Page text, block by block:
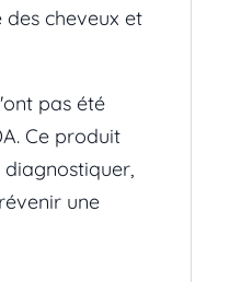
cheveux et
pas été
Ce produit
diagnostiquer,
une